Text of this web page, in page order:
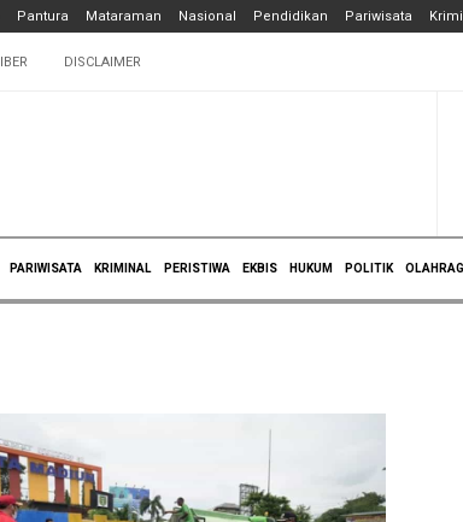
Pantura Mataraman Nasional Pendidikan Pariwisata
DISCLAIMER
PARIWISATA KRIMINAL PERISTIWA EKBIS HUKUM POLITIK